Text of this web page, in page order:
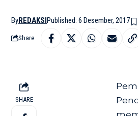
ByREDAKSIPublished: 6 Desember, 2017
Share
SHARE